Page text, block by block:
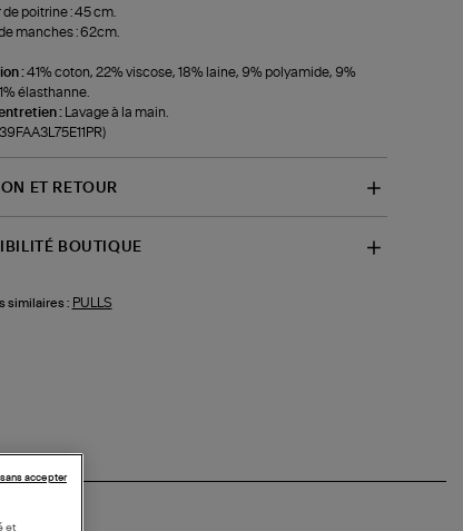
poitrine : 45 cm.
manches : 62cm.
:41% coton, 22% viscose, 18% laine, 9% polyamide, 9%
élasthanne.
:
Lavage à la main.
ET RETOUR
BOUTIQUE
similaires : PULLS
et
accepter